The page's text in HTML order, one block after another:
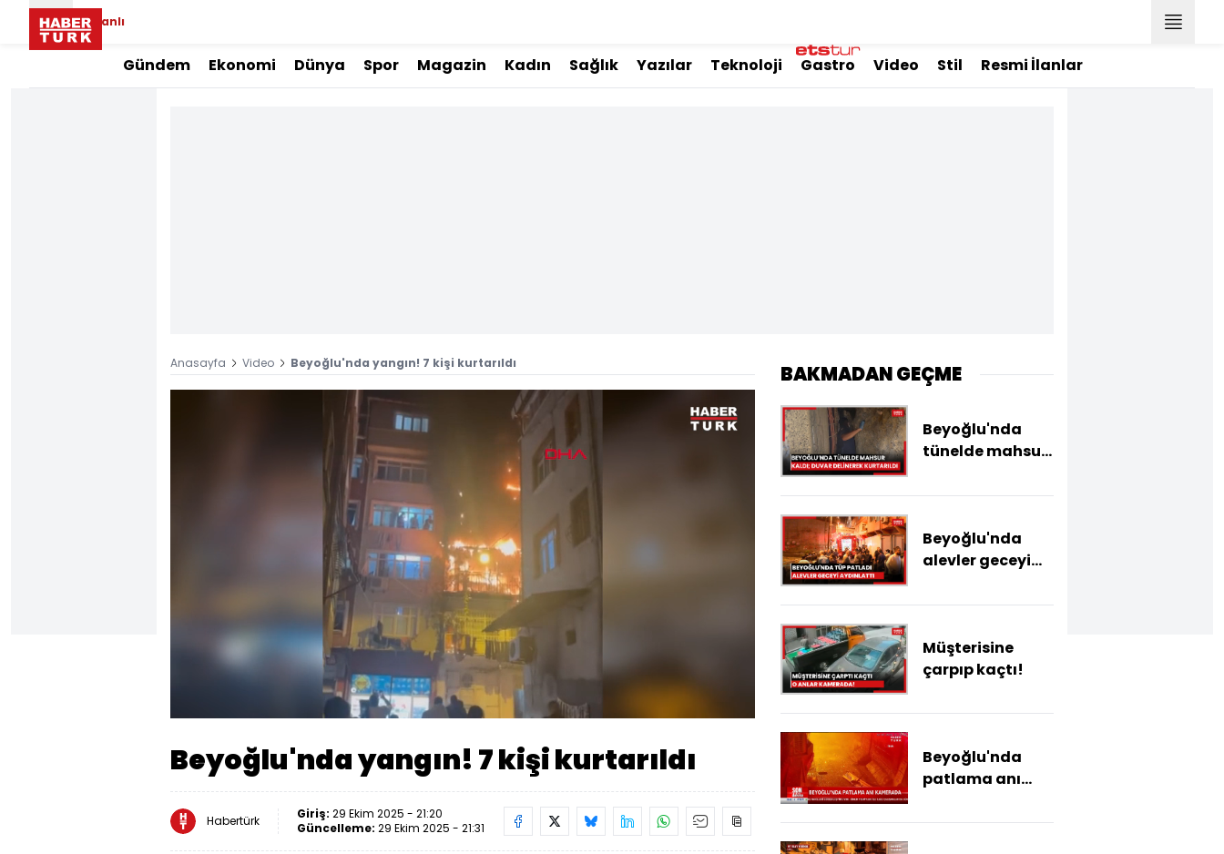
Canlı
Gündem Ekonomi Dünya Spor Magazin Kadın Sağlık Yazılar Teknoloji Gastro Video Stil Resmi İlanlar
Anasayfa Video Beyoğlu'nda yangın! 7 kişi kurtarıldı
84.67%
Beyoğlu'nda yangın! 7 kişi kurtarıldı
Habertürk Giriş: 29 Ekim 2025 - 21:20
Güncelleme: 29 Ekim 2025 - 21:31
BAKMADAN GEÇME
Beyoğlu'nda
tünelde mahsur
delinerek
saatlik
operasyon
Beyoğlu'nda
alevler geceyi
Müşterisine
çarpıp kaçtı!
Beyoğlu'nda
patlama anı